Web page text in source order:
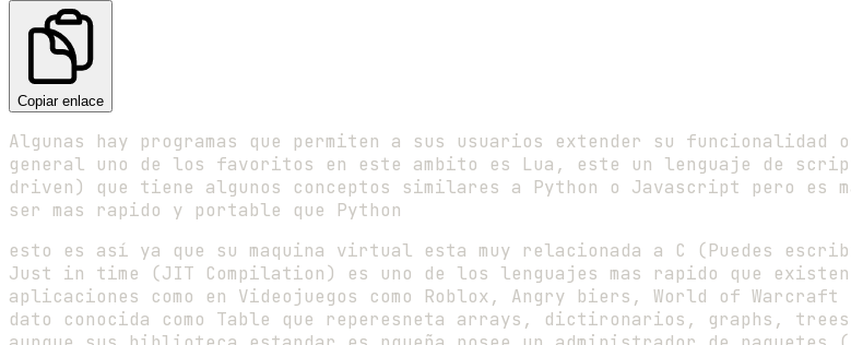
Copiar enlace
Algunas hay programas que permiten a sus usuarios extender su
general uno de los favoritos en este ambito es Lua, este un lenguaje de
driven) que tiene algunos conceptos similares a Python o Javascript pero es
ser mas rapido y portable que Python
esto es así ya que su maquina virtual esta muy relacionada a C (Puedes
Just in time (JIT Compilation) es uno de los lenguajes mas rapido que existen
aplicaciones como en Videojuegos como Roblox, Angry biers, World of
dato conocida como Table que reperesneta arrays, dictironarios, graphs,